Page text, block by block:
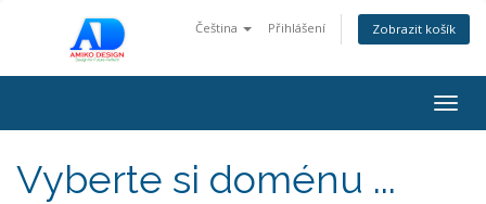
Čeština Přihlášení Zobrazit košík
Vyberte si doménu ...